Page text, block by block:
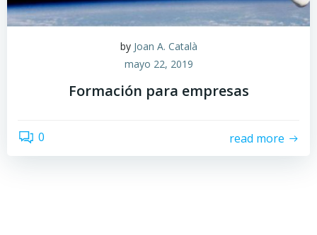
by Joan A. Català
mayo 22, 2019
Formación para empresas
0 read more